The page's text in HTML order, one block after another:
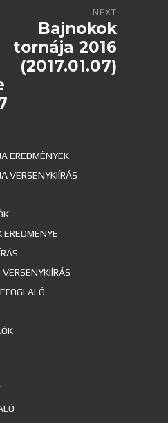
NEXT
Bajnokok
tornája 2016
(2017.01.07)
EREDMÉNYEK
VERSENYKIÍRÁS
EREDMÉNYE